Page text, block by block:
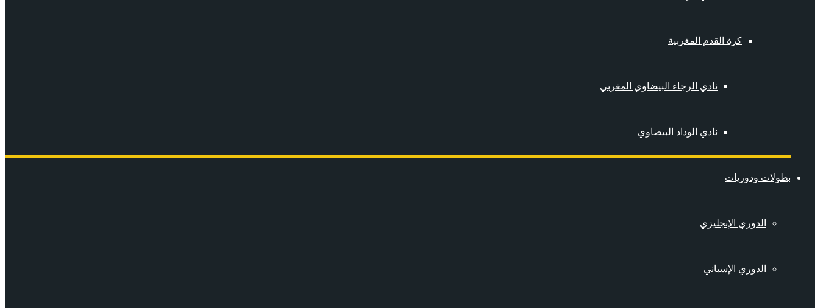
كرة القدم المغربية
نادي الرجاء البيضاوي المغربي
نادي الوداد البيضاوي
بطولات ودوريات
الدوري الإنجليزي
الدوري الإسباني